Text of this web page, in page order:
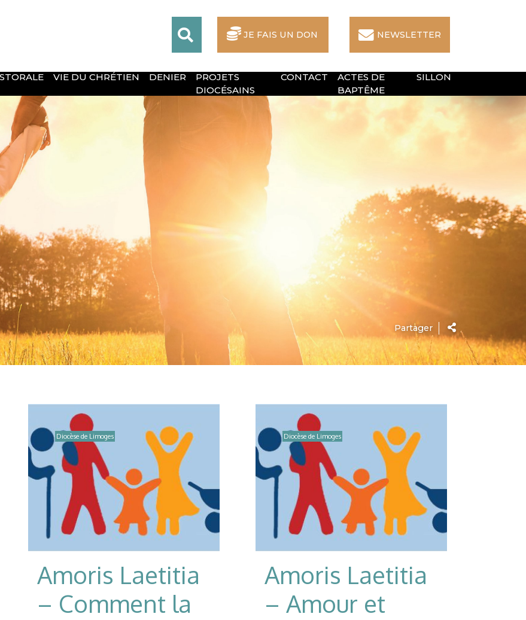
JE FAIS UN DON NEWSLETTER
VIE DU CHRÉTIEN DENIER
PROJETS
DIOCÉSAINS
CONTACT
ACTES DE
BAPTÊME
SILLON
Partager
Diocèse de Limoges
Amoris Laetitia
– Comment la
Diocèse de Limoges
Amoris Laetitia
– Amour et